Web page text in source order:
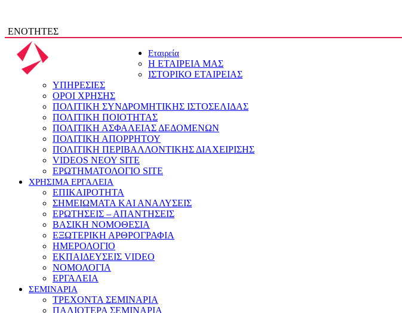
Εταιρεία
Η ΕΤΑΙΡΕΙΑ ΜΑΣ
ΙΣΤΟΡΙΚΟ ΕΤΑΙΡΕΙΑΣ
ΥΠΗΡΕΣΙΕΣ
ΟΡΟΙ ΧΡΗΣΗΣ
ΠΟΛΙΤΙΚΗ ΣΥΝΔΡΟΜΗΤΙΚΗΣ ΙΣΤΟΣΕΛΙΔΑΣ
ΠΟΛΙΤΙΚΗ ΠΟΙΟΤΗΤΑΣ
ΠΟΛΙΤΙΚΗ ΑΣΦΑΛΕΙΑΣ ΔΕΔΟΜΕΝΩΝ
ΠΟΛΙΤΙΚΗ ΑΠΟΡΡΗΤΟΥ
ΠΟΛΙΤΙΚΗ ΠΕΡΙΒΑΛΛΟΝΤΙΚΗΣ ΔΙΑΧΕΙΡΙΣΗΣ
VIDEOS ΝΕΟΥ SITE
ΕΡΩΤΗΜΑΤΟΛΟΓΙΟ SITE
ΧΡΗΣΙΜΑ ΕΡΓΑΛΕΙΑ
ΕΠΙΚΑΙΡΟΤΗΤΑ
ΣΗΜΕΙΩΜΑΤΑ ΚΑΙ ΑΝΑΛΥΣΕΙΣ
ΕΡΩΤΗΣΕΙΣ – ΑΠΑΝΤΗΣΕΙΣ
ΒΑΣΙΚΗ ΝΟΜΟΘΕΣΙΑ
ΕΞΩΤΕΡΙΚΗ ΑΡΘΡΟΓΡΑΦΙΑ
ΗΜΕΡΟΛΟΓΙΟ
ΕΚΠΑΙΔΕΥΣΕΙΣ VIDEO
ΝΟΜΟΛΟΓΙΑ
ΕΡΓΑΛΕΙΑ
ΣΕΜΙΝΑΡΙΑ
ΤΡΕΧΟΝΤΑ ΣΕΜΙΝΑΡΙΑ
ΠΑΛΙΟΤΕΡΑ ΣΕΜΙΝΑΡΙΑ